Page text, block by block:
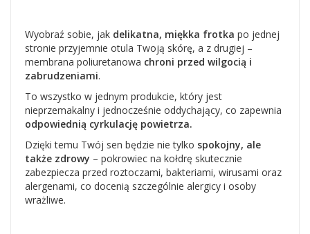
Wyobraź sobie, jak delikatna, miękka frotka po jednej
stronie przyjemnie otula Twoją skórę, a z drugiej –
membrana poliuretanowa chroni przed wilgocią i
zabrudzeniami.
To wszystko w jednym produkcie, który jest
nieprzemakalny i jednocześnie oddychający, co zapewnia
odpowiednią cyrkulację powietrza.
Dzięki temu Twój sen będzie nie tylko spokojny, ale
także zdrowy – pokrowiec na kołdrę skutecznie
zabezpiecza przed roztoczami, bakteriami, wirusami oraz
alergenami, co docenią szczególnie alergicy i osoby
wrażliwe.